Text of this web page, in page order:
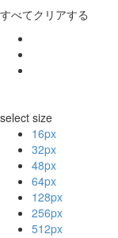
すべてクリアする
select size
16px
32px
48px
64px
128px
256px
512px